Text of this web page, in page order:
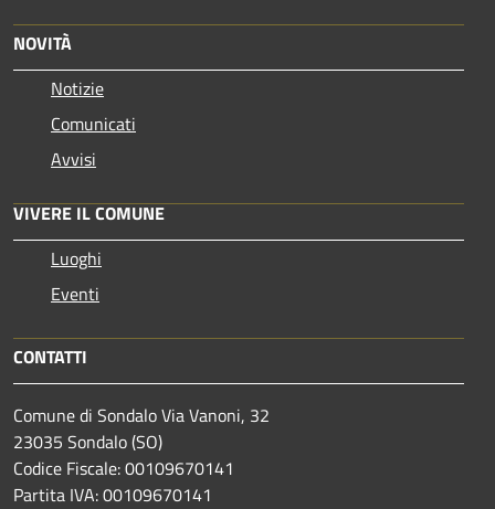
NOVITÀ
Notizie
Comunicati
Avvisi
VIVERE IL COMUNE
Luoghi
Eventi
CONTATTI
Comune di Sondalo Via Vanoni, 32
23035 Sondalo (SO)
Codice Fiscale: 00109670141
Partita IVA: 00109670141